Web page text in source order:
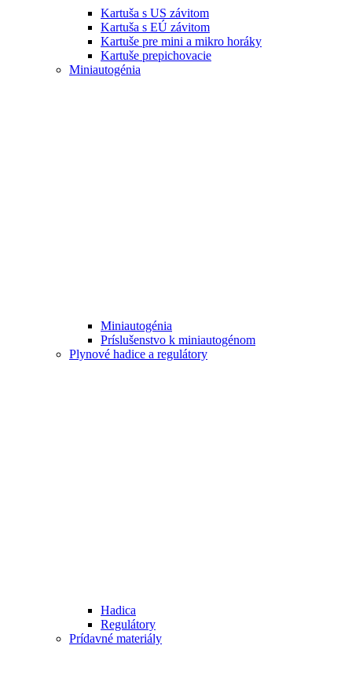
Kartuša s US závitom
Kartuša s EÚ závitom
Kartuše pre mini a mikro horáky
Kartuše prepichovacie
Miniautogénia
Miniautogénia
Príslušenstvo k miniautogénom
Plynové hadice a regulátory
Hadica
Regulátory
Prídavné materiály